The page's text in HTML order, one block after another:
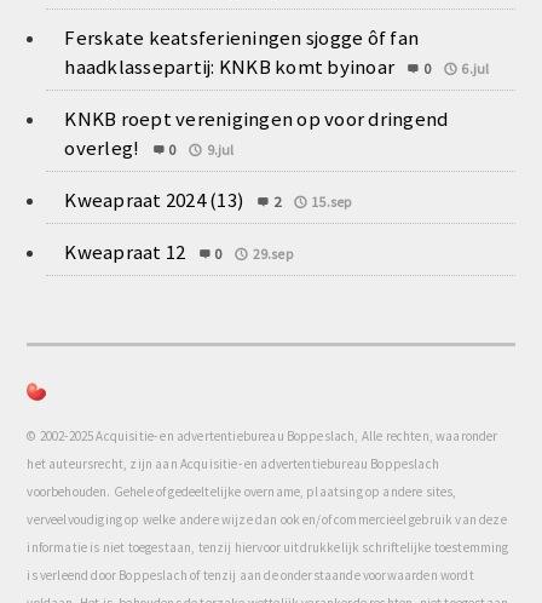
Ferskate keatsferieningen sjogge ôf fan
haadklassepartij: KNKB komt byinoar
0 6.jul
KNKB roept verenigingen op voor dringend
overleg!
0 9.jul
Kweapraat 2024 (13) 2 15.sep
Kweapraat 12 0 29.sep
© 2002-2025 Acquisitie- en advertentiebureau Boppeslach, Alle rechten, waaronder
het auteursrecht, zijn aan Acquisitie- en advertentiebureau Boppeslach
voorbehouden. Gehele of gedeeltelijke overname, plaatsing op andere sites,
verveelvoudiging op welke andere wijze dan ook en/of commercieel gebruik van deze
informatie is niet toegestaan, tenzij hiervoor uitdrukkelijk schriftelijke toestemming
is verleend door Boppeslach of tenzij aan de onderstaande voorwaarden wordt